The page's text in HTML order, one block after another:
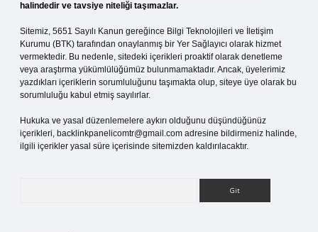
halindedir ve tavsiye niteliği taşımazlar.
Sitemiz, 5651 Sayılı Kanun gereğince Bilgi Teknolojileri ve İletişim
Kurumu (BTK) tarafından onaylanmış bir Yer Sağlayıcı olarak hizmet
vermektedir. Bu nedenle, sitedeki içerikleri proaktif olarak denetleme
veya araştırma yükümlülüğümüz bulunmamaktadır. Ancak, üyelerimiz
yazdıkları içeriklerin sorumluluğunu taşımakta olup, siteye üye olarak bu
sorumluluğu kabul etmiş sayılırlar.
Hukuka ve yasal düzenlemelere aykırı olduğunu düşündüğünüz
içerikleri, backlinkpanelicomtr@gmail.com adresine bildirmeniz halinde,
ilgili içerikler yasal süre içerisinde sitemizden kaldırılacaktır.